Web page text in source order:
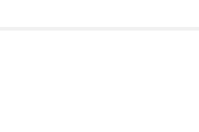
buruz